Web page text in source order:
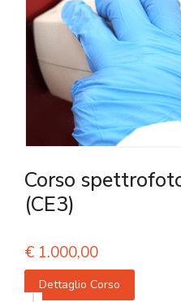
Corso
(CE3)
€ 1.000,00
Dettaglio Corso